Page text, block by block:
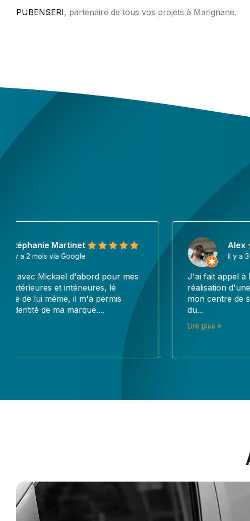
PUBENSERI, partenaire de tous vos projets à Marignane.
Alex
il y a 3 mois via Google
J'ai fait appel à Pub en Seri pour la
réalisation d'une affiche en aluminium pour
mon centre de soin, et je suis vraiment ravi
du...